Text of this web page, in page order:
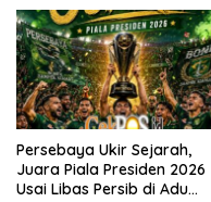
Persebaya Ukir Sejarah,
Juara Piala Presiden 2026
Usai Libas Persib di Adu